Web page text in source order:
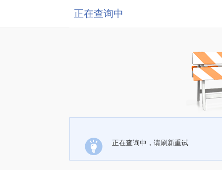
正在查询中
正在查询中，请刷新重试